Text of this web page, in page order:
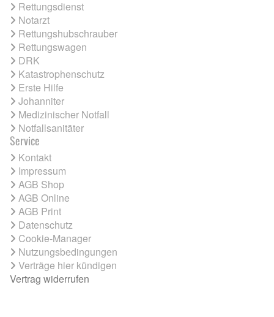
Rettungsdienst
Notarzt
Rettungshubschrauber
Rettungswagen
DRK
Katastrophenschutz
Erste Hilfe
Johanniter
Medizinischer Notfall
Notfallsanitäter
Service
Kontakt
Impressum
AGB Shop
AGB Online
AGB Print
Datenschutz
Cookie-Manager
Nutzungsbedingungen
Verträge hier kündigen
Vertrag widerrufen